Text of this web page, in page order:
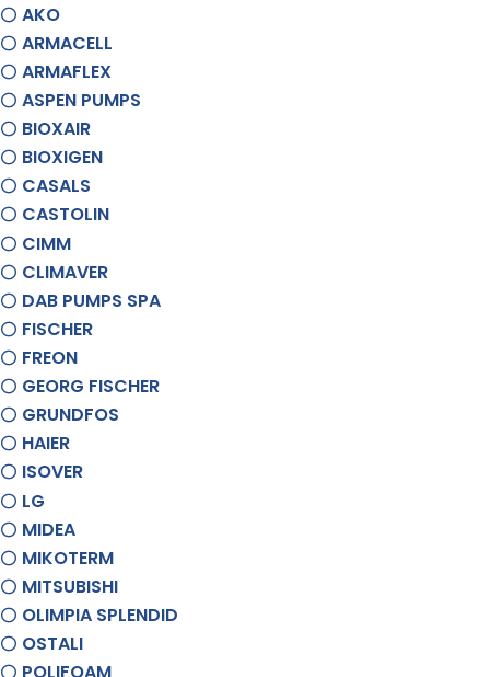
AKO
ARMACELL
ARMAFLEX
ASPEN PUMPS
BIOXAIR
BIOXIGEN
CASALS
CASTOLIN
CIMM
CLIMAVER
DAB PUMPS SPA
FISCHER
FREON
GEORG FISCHER
GRUNDFOS
HAIER
ISOVER
LG
MIDEA
MIKOTERM
MITSUBISHI
OLIMPIA SPLENDID
OSTALI